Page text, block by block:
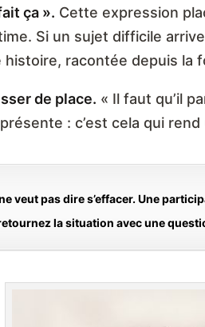
ça ». Cette expression
Si un sujet difficile
histoire, racontée depuis la
de place. « Il faut qu’il
: c’est cela qui
veut pas dire s’effacer. Une
la situation avec une